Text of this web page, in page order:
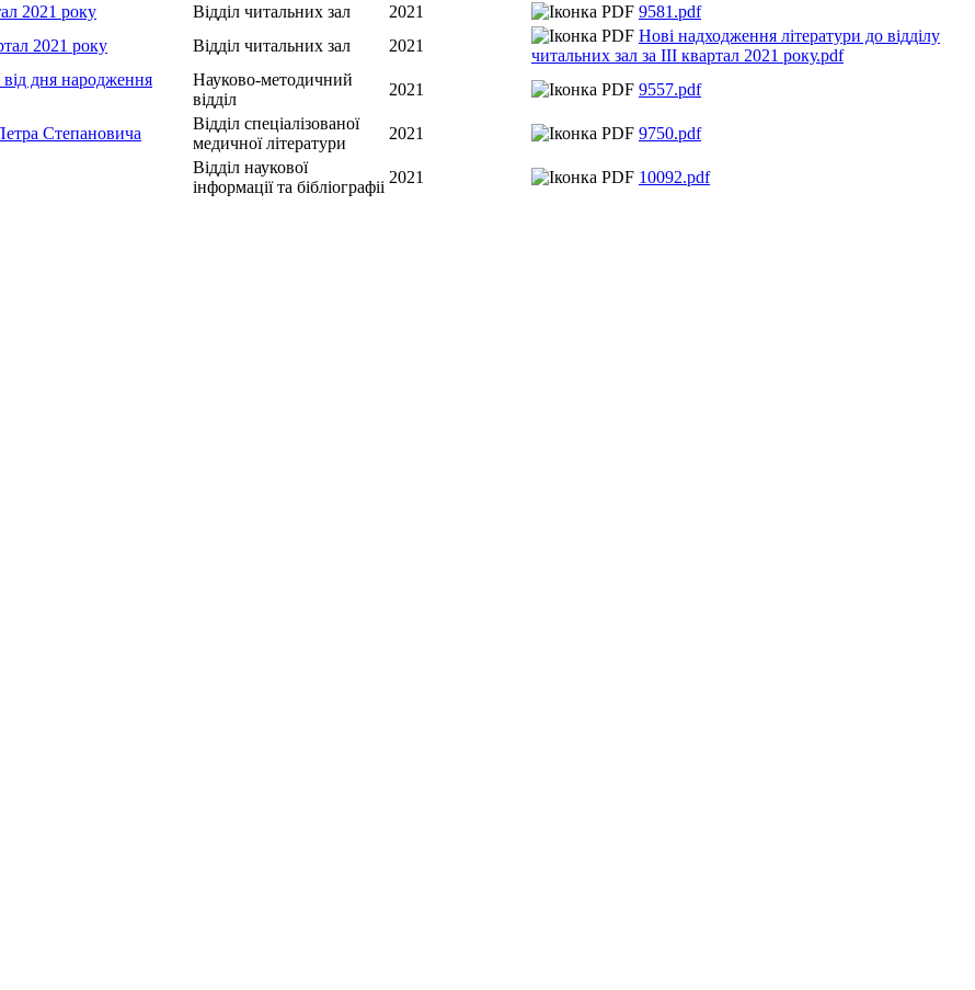
2021 року
Відділ читальних зал 2021
9581.pdf
2021 року
Відділ читальних зал 2021
Нові надходження літератури до відділу
читальних зал за ІIІ квартал 2021 року.pdf
від дня народження
Науково-методичний
відділ
2021 9557.pdf
Степановича
Відділ спеціалізованої
медичної літератури
2021 9750.pdf
Відділ наукової
інформації та бібліографіі
2021 10092.pdf